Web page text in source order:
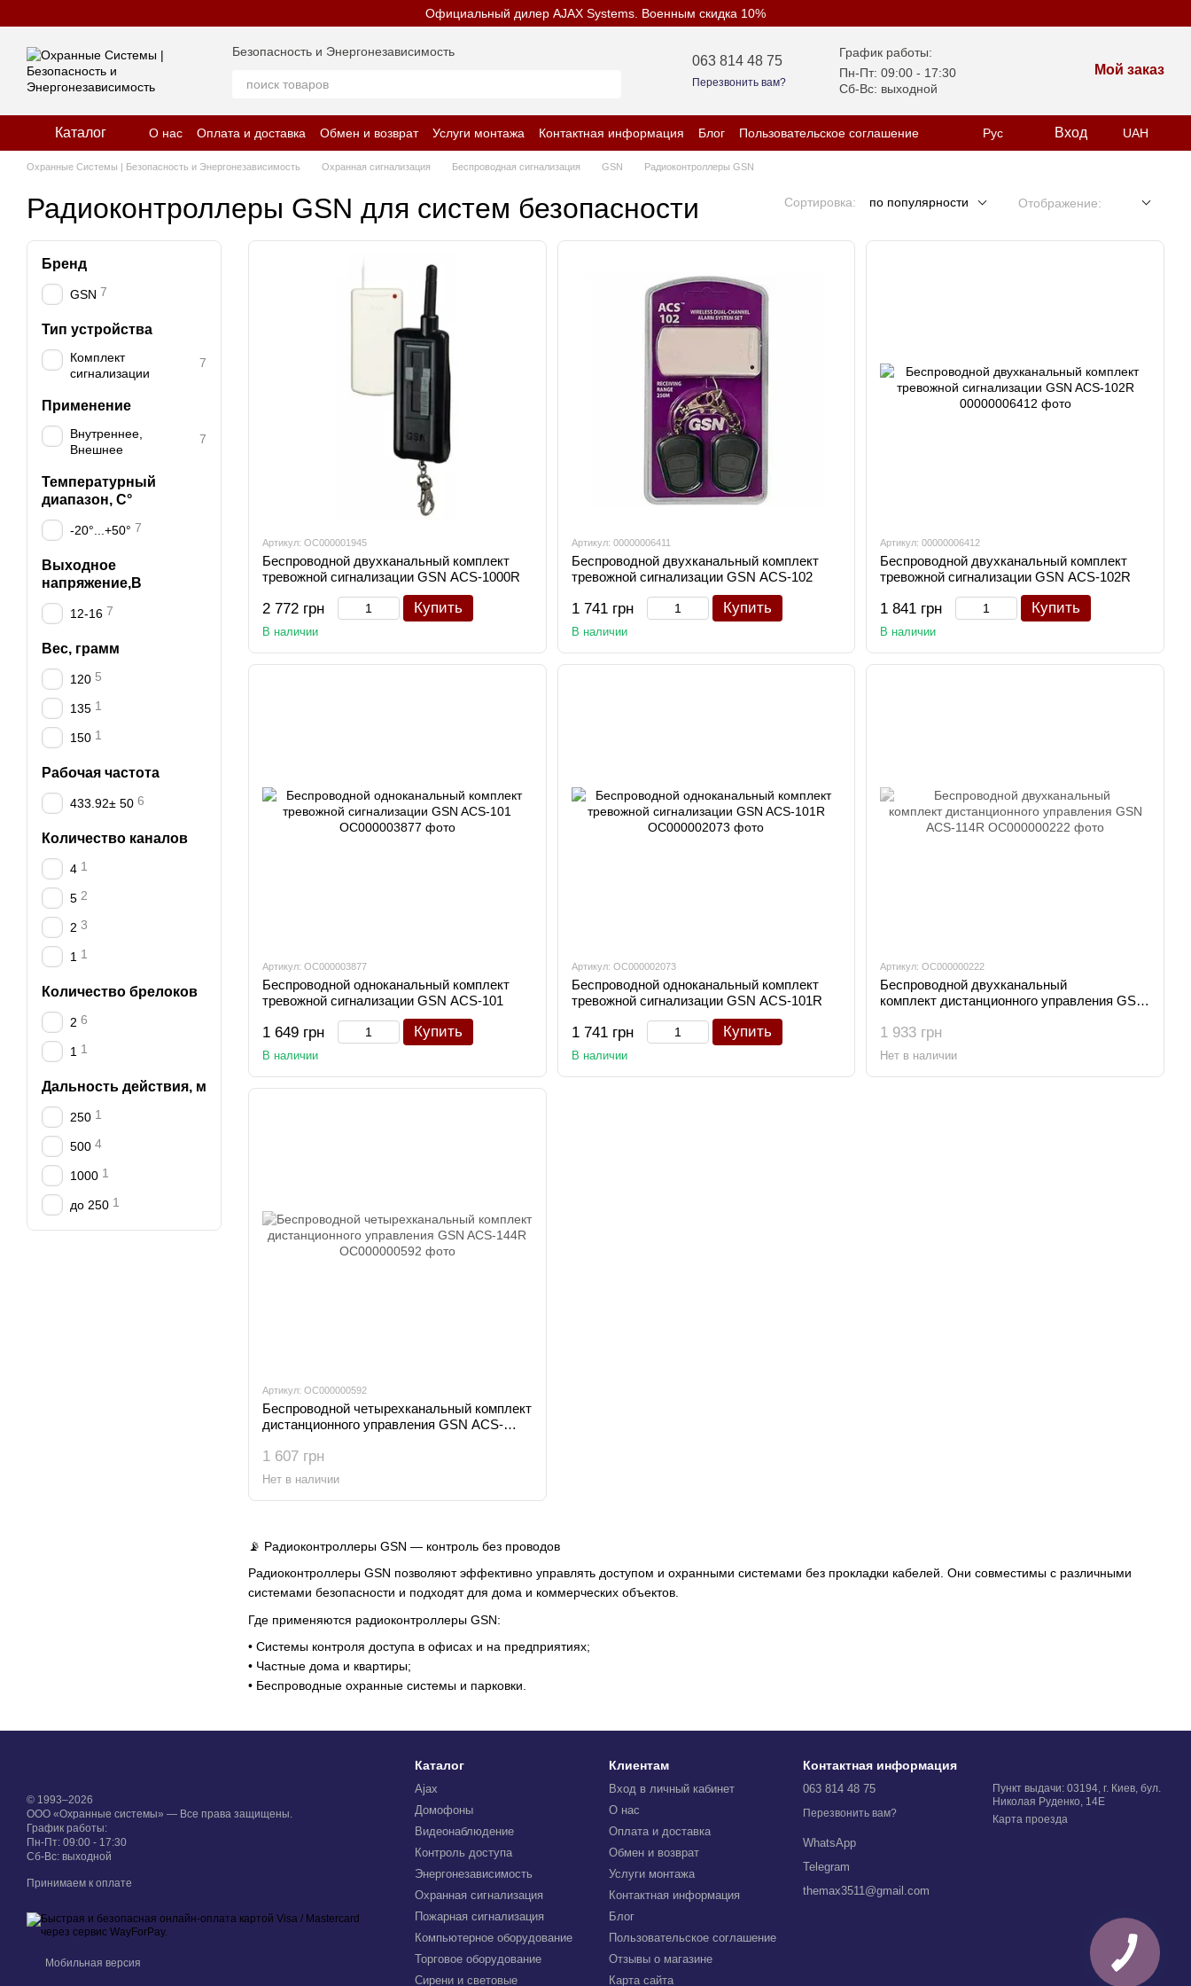
Официальный дилер AJAX Systems. Военным скидка 10%
Безопасность и Энергонезависимость
063 814 48 75
Перезвонить вам?
График работы:
Пн-Пт: 09:00 - 17:30
Сб-Вс: выходной
Мой заказ
Каталог О нас Оплата и доставка Обмен и возврат Услуги монтажа Контактная информация Блог
Пользовательское соглашение
Отзывы о магазине
Политика конфиденциальности
Рус Вход UAH
Охранные Системы | Безопасность и Энергонезависимость Охранная сигнализация Беспроводная сигнализация GSN Радиоконтроллеры GSN
Радиоконтроллеры GSN для систем безопасности Сортировка: по популярности Отображение:
📡 Радиоконтроллеры GSN — контроль без проводов
Радиоконтроллеры GSN позволяют эффективно управлять доступом и охранными системами без прокладки кабелей. Они совместимы с различными
системами безопасности и подходят для дома и коммерческих объектов.
Где применяются радиоконтроллеры GSN:
• Системы контроля доступа в офисах и на предприятиях;
• Частные дома и квартиры;
• Беспроводные охранные системы и парковки.
Артикул: OC000001945
Беспроводной двухканальный комплект
тревожной сигнализации GSN ACS-1000R
2 772 грн Купить
В наличии
Артикул: 00000006411
Беспроводной двухканальный комплект
тревожной сигнализации GSN ACS-102
1 741 грн Купить
В наличии
Артикул: 00000006412
Беспроводной двухканальный комплект
тревожной сигнализации GSN ACS-102R
1 841 грн Купить
В наличии
Артикул: OC000003877
Беспроводной одноканальный комплект
тревожной сигнализации GSN ACS-101
1 649 грн Купить
В наличии
Артикул: OC000002073
Беспроводной одноканальный комплект
тревожной сигнализации GSN ACS-101R
1 741 грн Купить
В наличии
Артикул: OC000000222
Беспроводной двухканальный
комплект дистанционного управления GSN
1 933 грн
Нет в наличии
Артикул: OC000000592
Беспроводной четырехканальный комплект
дистанционного управления GSN ACS-
1 607 грн
Нет в наличии
Бренд
GSN 7
Тип устройства
Комплект
сигнализации
7
Применение
Внутреннее,
Внешнее
7
Температурный
диапазон, C°
-20°...+50° 7
Выходное
напряжение,В
12-16 7
Вес, грамм
120 5
135 1
150 1
Рабочая частота
433.92± 50 6
Количество каналов
4 1
5 2
2 3
1 1
Количество брелоков
2 6
1 1
Дальность действия, м
250 1
500 4
1000 1
до 250 1
© 1993–2026
ООО «Охранные системы» — Все права защищены.
График работы:
Пн-Пт: 09:00 - 17:30
Сб-Вс: выходной
Принимаем к оплате
Мобильная версия
Каталог
Ajax
Домофоны
Видеонаблюдение
Контроль доступа
Энергонезависимость
Охранная сигнализация
Пожарная сигнализация
Компьютерное оборудование
Торговое оборудование
Сирени и световые
Клиентам
Вход в личный кабинет
О нас
Оплата и доставка
Обмен и возврат
Услуги монтажа
Контактная информация
Блог
Пользовательское соглашение
Отзывы о магазине
Карта сайта
Контактная информация
063 814 48 75
Перезвонить вам?
WhatsApp
Telegram
themax3511@gmail.com
Пункт выдачи: 03194, г. Киев, бул.
Николая Руденко, 14Е
Карта проезда